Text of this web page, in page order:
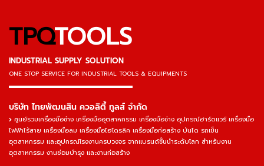
TPQTOOLS
INDUSTRIAL SUPPLY SOLUTION
ONE STOP SERVICE FOR INDUSTRIAL TOOLS & EQUIPMENTS
▬▬▬▬▬▬▬▬▬▬▬▬▬▬▬
บริษัท ไทยพัฒนสิน ควอลิตี้ ทูลส์ จำกัด
ศูนย์รวมเครื่องมือช่าง เครื่องมืออุตสาหกรรม เครื่องมือช่าง อุปกรณ์ฮาร์ดแวร์ เครื่องมือ
ไฟฟ้าไร้สาย เครื่องมือลม เครื่องมือไฮโดรลิค เครื่องมือก่อสร้าง บันได รถเข็น
อุตสาหกรรม และอุปกรณ์โรงงานครบวงจร จากแบรนด์ชั้นนำระดับโลก สำหรับงาน
อุตสาหกรรม งานซ่อมบำรุง และงานก่อสร้าง